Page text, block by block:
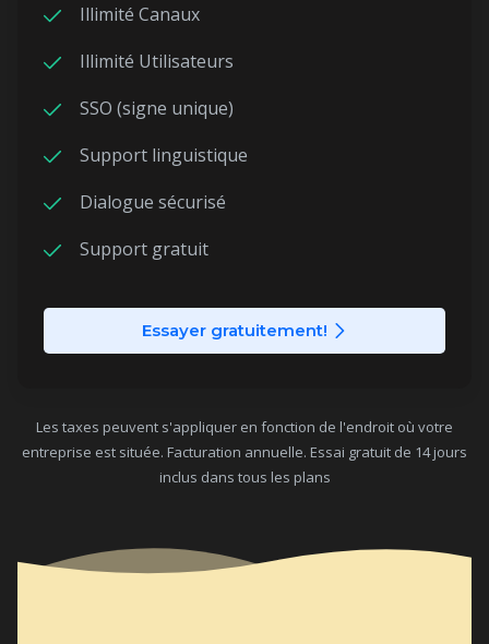
Illimité Canaux
Illimité Utilisateurs
SSO (signe unique)
Support linguistique
Dialogue sécurisé
Support gratuit
Essayer gratuitement!
Les taxes peuvent s'appliquer en fonction de l'endroit où votre
entreprise est située. Facturation annuelle. Essai gratuit de 14 jours
inclus dans tous les plans